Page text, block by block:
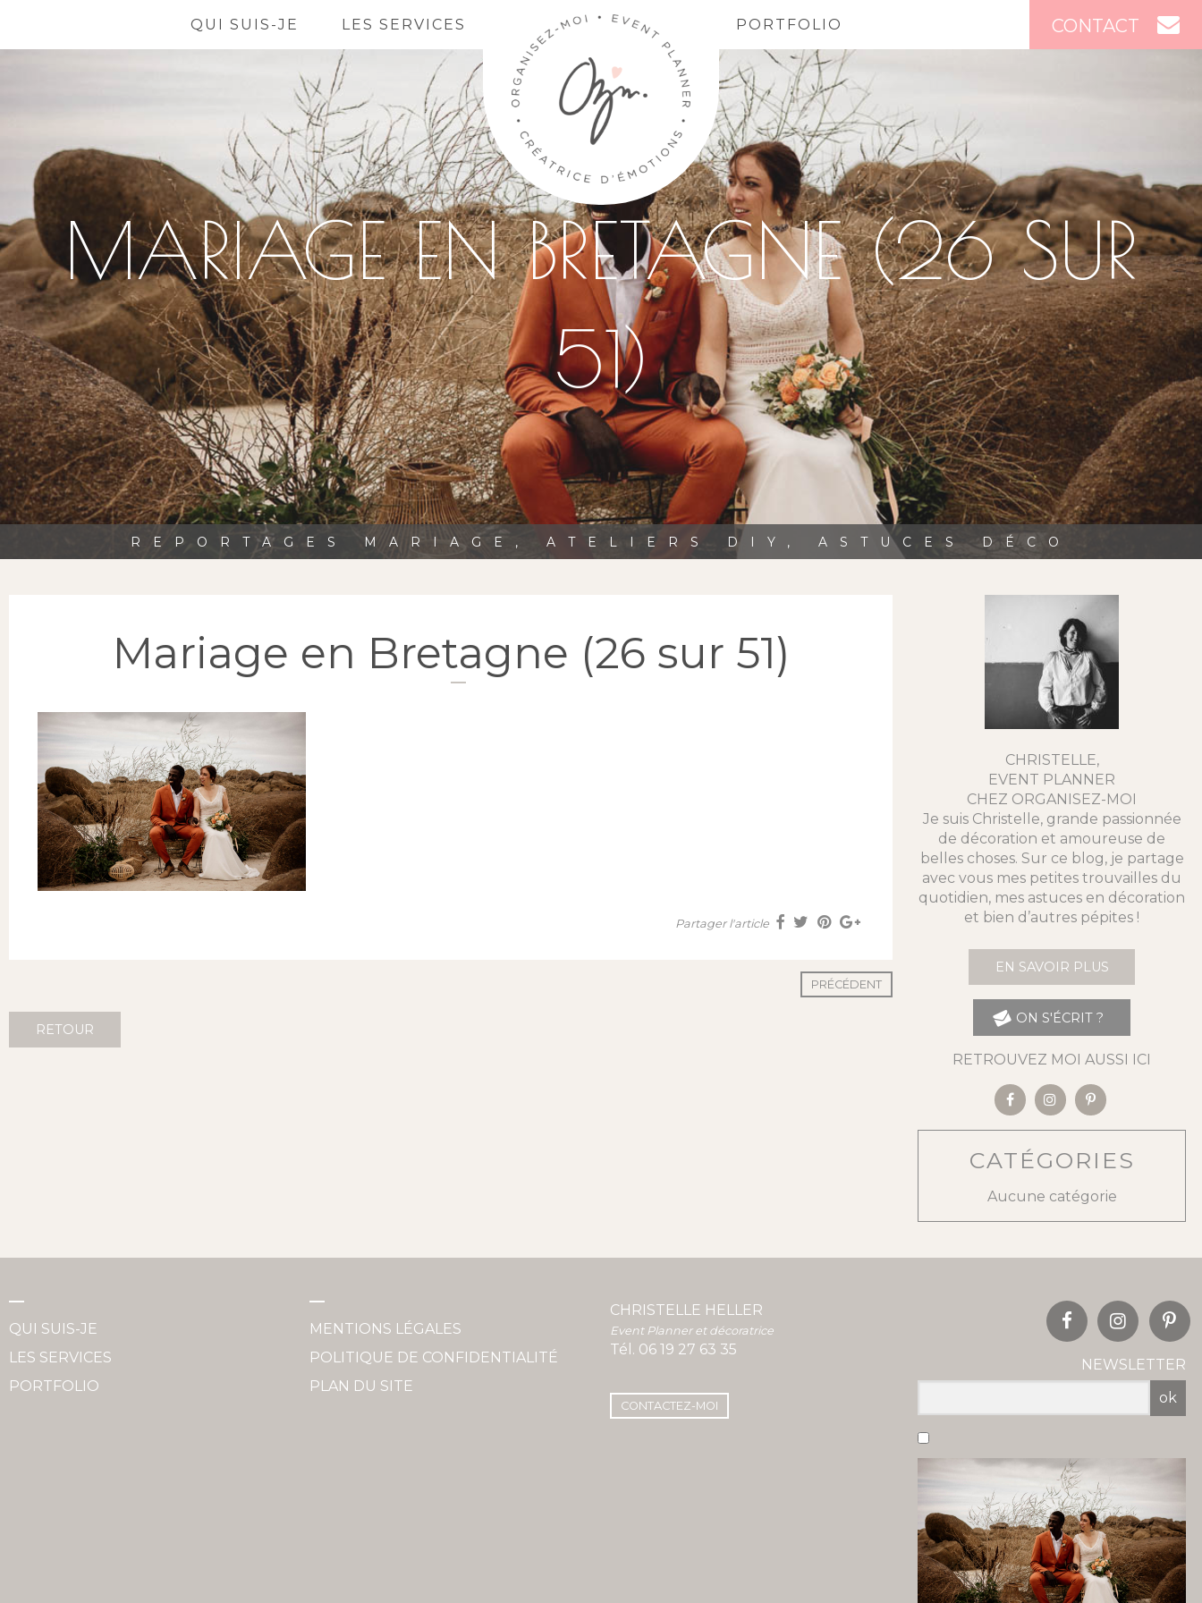
CONTACT
QUI SUIS-JE LES SERVICES PORTFOLIO
MARIAGE EN BRETAGNE (26 SUR
51)
REPORTAGES MARIAGE, ATELIERS DIY, ASTUCES DÉCO
Mariage en Bretagne (26 sur 51)
Partager l'article
PRÉCÉDENT
RETOUR
CHRISTELLE,
EVENT PLANNER
CHEZ ORGANISEZ-MOI
Je suis Christelle, grande passionnée
de décoration et amoureuse de
belles choses. Sur ce blog, je partage
avec vous mes petites trouvailles du
quotidien, mes astuces en décoration
et bien d’autres pépites !
EN SAVOIR PLUS
ON S'ÉCRIT ?
RETROUVEZ MOI AUSSI ICI
CATÉGORIES
Aucune catégorie
QUI SUIS-JE
LES SERVICES
PORTFOLIO
MENTIONS LÉGALES
POLITIQUE DE CONFIDENTIALITÉ
PLAN DU SITE
CHRISTELLE HELLER
Event Planner et décoratrice
Tél. 06 19 27 63 35
CONTACTEZ-MOI
NEWSLETTER
ok